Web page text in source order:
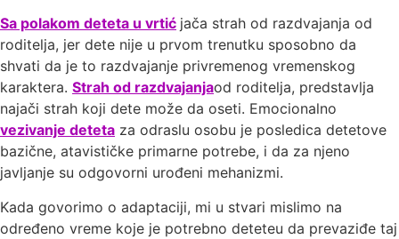
Sa polakom deteta u vrtić jača strah od razdvajanja od
roditelja, jer dete nije u prvom trenutku sposobno da
shvati da je to razdvajanje privremenog vremenskog
karaktera. Strah od razdvajanjaod roditelja, predstavlja
najači strah koji dete može da oseti. Emocionalno
vezivanje deteta za odraslu osobu je posledica detetove
bazične, atavističke primarne potrebe, i da za njeno
javljanje su odgovorni urođeni mehanizmi.
Kada govorimo o adaptaciji, mi u stvari mislimo na
određeno vreme koje je potrebno deteteu da prevaziđe taj